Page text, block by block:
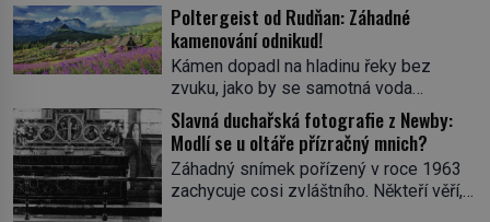
Poltergeist od Rudňan: Záhadné
kamenování odnikud!
Kámen dopadl na hladinu řeky bez
zvuku, jako by se samotná voda
rozhodla mlčet. Mladší z chlapců
bolestně strhl ruku, ale další úder ho
zasáhl dříve, než si vůbec uvědomil
pohyb: tiše, nelidsky přesně. „Odkud…?“
zachrčel starší student, ale v houštině
Slavná duchařská fotografie z Newby:
Modlí se u oltáře přízračný mnich?
Záhadný snímek pořízený v roce 1963
zachycuje cosi zvláštního. Někteří věří,